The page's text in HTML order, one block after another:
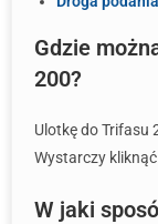
Gdzie
200?
Ulotkę do Trifasu
Wystarczy
W jaki